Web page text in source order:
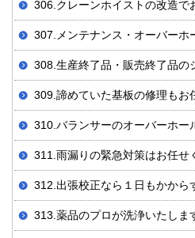
306.クレーンホイストの改造で
307.メンテナンス・オーバーホ
308.生産終了品・販売終了品の
309.諦めていた基板の修理もお
310.バランサーのオーバーホー
311.雨漏りの緊急対策はお任せ
312.出張校正なら１日もかから
313.薬品のプロが洗浄いたしま